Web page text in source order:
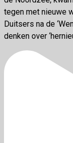
tegen met nieuwe
Duitsers na de
denken over